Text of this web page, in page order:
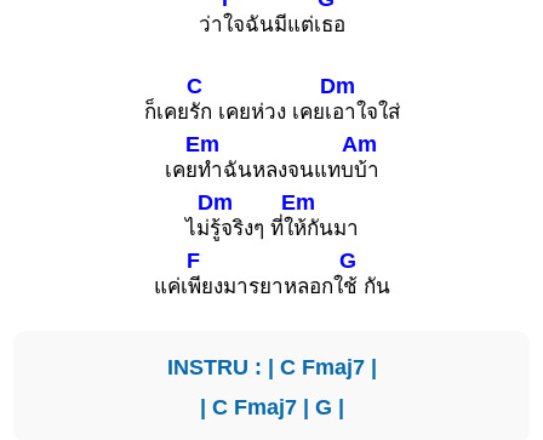
ว่าใจฉันมีแต่เธอ
ก็เคย
C
รัก เคยห่วง เคยเ
Dm
อาใจใส่
เคย
Em
ทำฉันหลงจนแทบ
Am
บ้า
ไม่
Dm
รู้จริงๆ ที่ใ
Em
ห้กันมา
แค่เ
F
พียงมารยาหลอกใ
G
ช้ กัน
INSTRU : | C Fmaj7|
| C Fmaj7| G |